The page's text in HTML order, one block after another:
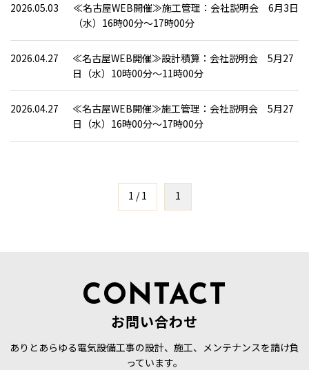
2026.05.03
≪名古屋WEB開催≫施工管理：会社説明会 6月3日
（水）16時00分～17時00分
2026.04.27
≪名古屋WEB開催≫設計積算：会社説明会 5月27
日（水）10時00分～11時00分
2026.04.27
≪名古屋WEB開催≫施工管理：会社説明会 5月27
日（水）16時00分～17時00分
1 / 1 1
CONTACT
お問い合わせ
ありとあらゆる電気設備工事の設計、施工、メンテナンスを請け負
っています。